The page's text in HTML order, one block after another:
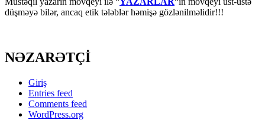
düşməyə bilər, ancaq etik tələblər həmişə gözlənilməlidir!!!
NƏZARƏTÇİ
Giriş
Entries feed
Comments feed
WordPress.org